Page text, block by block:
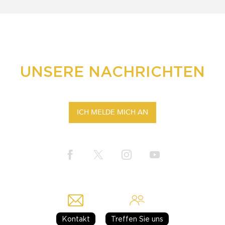
UNSERE NACHRICHTEN
ICH MELDE MICH AN
Kontakt Treffen Sie uns